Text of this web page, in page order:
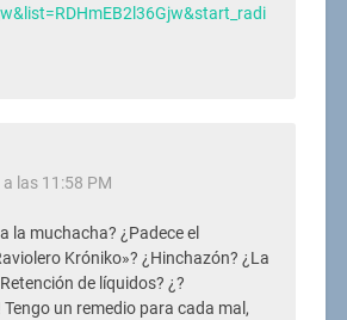
las 11:58 PM
la muchacha? ¿Padece el
Króniko»? ¿Hinchazón? ¿La
de líquidos? ¿?
Tengo un remedio para cada mal,